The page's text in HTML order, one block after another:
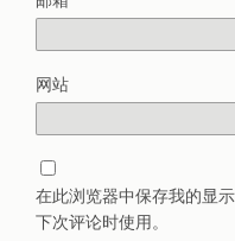
网站
在此浏览器中保存我的显
下次评论时使用。